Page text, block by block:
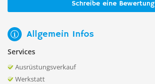
Schreibe eine Bewertung
Allgemein Infos
Services
Ausrüstungsverkauf
Werkstatt